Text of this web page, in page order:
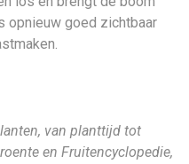
opnieuw goed zichtbaar
van planttijd tot
en Fruitencyclopedie,